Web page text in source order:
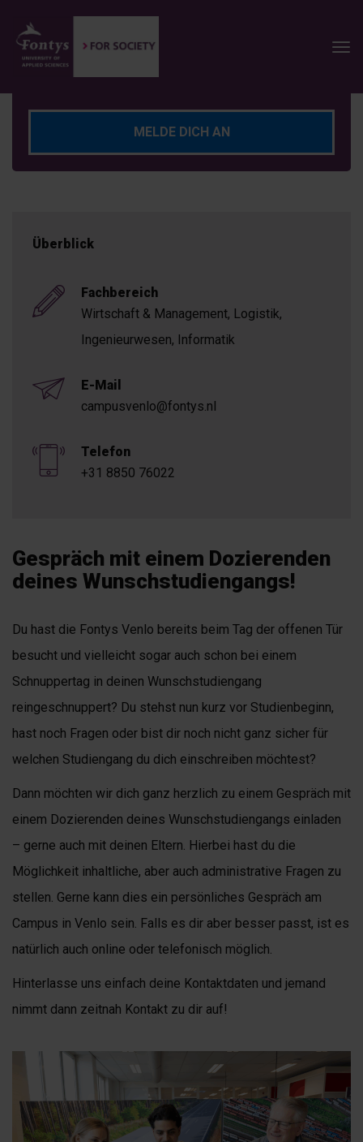
MELDE DICH AN
Überblick
Fachbereich
Wirtschaft & Management, Logistik,
Ingenieurwesen, Informatik
E-Mail
campusvenlo@fontys.nl
Telefon
+31 8850 76022
Gespräch mit einem Dozierenden
deines Wunschstudiengangs!
Du hast die Fontys Venlo bereits beim Tag der offenen Tür
besucht und vielleicht sogar auch schon bei einem
Schnuppertag in deinen Wunschstudiengang
reingeschnuppert? Du stehst nun kurz vor Studienbeginn,
hast noch Fragen oder bist dir noch nicht ganz sicher für
welchen Studiengang du dich einschreiben möchtest?
Dann möchten wir dich ganz herzlich zu einem Gespräch mit
einem Dozierenden deines Wunschstudiengangs einladen
– gerne auch mit deinen Eltern. Hierbei hast du die
Möglichkeit inhaltliche, aber auch administrative Fragen zu
stellen. Gerne kann dies ein persönliches Gespräch am
Campus in Venlo sein. Falls es dir aber besser passt, ist es
natürlich auch online oder telefonisch möglich.
Hinterlasse uns einfach deine Kontaktdaten und jemand
nimmt dann zeitnah Kontakt zu dir auf!